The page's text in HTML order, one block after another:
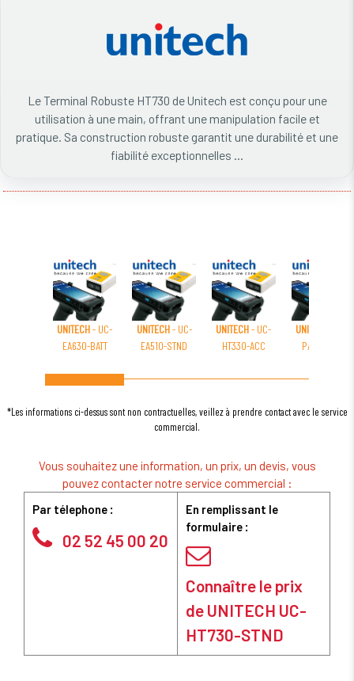
Le Terminal Robuste HT730 de Unitech est conçu pour une
utilisation à une main, offrant une manipulation facile et
pratique. Sa construction robuste garantit une durabilité et une
fiabilité exceptionnelles ...
UNITECH- UC-
EA630-BATT
UNITECH- UC-
EA510-STND
UNITECH- UC-
HT330-ACC
UNITECH
PA760-ACC
*Les informations ci-dessus sont non contractuelles, veillez à prendre contact avec le service
commercial.
Vous souhaitez une information, un prix, un devis, vous
pouvez contacter notre service commercial :
Par télephone :
02 52 45 00 20
En remplissant le
formulaire :
Connaître le prix
de UNITECH UC-
HT730-STND